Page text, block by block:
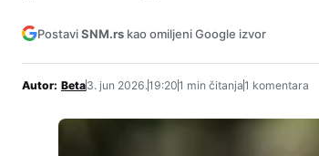
PostaviSNM.rs kao omiljeni Google izvor
Autor: Beta3. jun 2026.19:201 min čitanja1 komentara